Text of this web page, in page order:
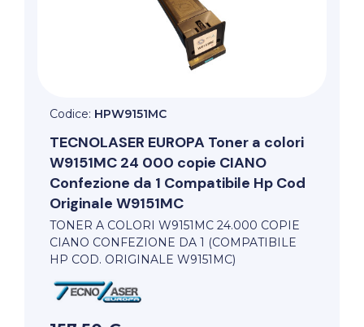
Codice: HPW9151MC
TECNOLASER EUROPA Toner a colori
W9151MC 24 000 copie CIANO
Confezione da 1 Compatibile Hp Cod
Originale W9151MC
TONER A COLORI W9151MC 24.000 COPIE
CIANO CONFEZIONE DA 1 (COMPATIBILE
HP COD. ORIGINALE W9151MC)